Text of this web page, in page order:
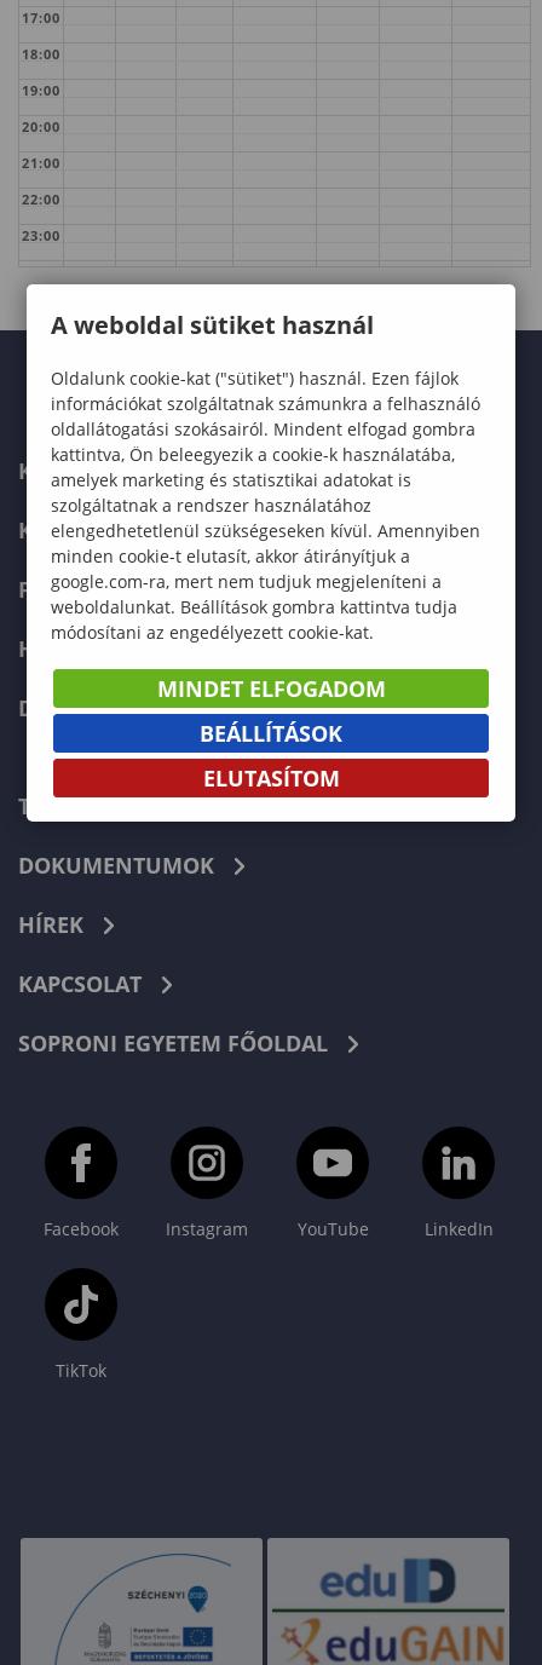
17:00
18:00
19:00
20:00
21:00
22:00
23:00
KARUNK
KÉPZÉSEK
FELVÉTELIZŐKNEK
HALLGATÓKNAK
DOKTORI ISKOLA
TELEFONKÖNYV
DOKUMENTUMOK
HÍREK
KAPCSOLAT
SOPRONI EGYETEM FŐOLDAL
Facebook Instagram YouTube LinkedIn
TikTok
A weboldal sütiket használ
Oldalunk cookie-kat ("sütiket") használ. Ezen fájlok
információkat szolgáltatnak számunkra a felhasználó
oldallátogatási szokásairól. Mindent elfogad gombra
kattintva, Ön beleegyezik a cookie-k használatába,
amelyek marketing és statisztikai adatokat is
szolgáltatnak a rendszer használatához
elengedhetetlenül szükségeseken kívül. Amennyiben
minden cookie-t elutasít, akkor átirányítjuk a
google.com-ra, mert nem tudjuk megjeleníteni a
weboldalunkat. Beállítások gombra kattintva tudja
módosítani az engedélyezett cookie-kat.
MINDET ELFOGADOM
BEÁLLÍTÁSOK
ELUTASÍTOM